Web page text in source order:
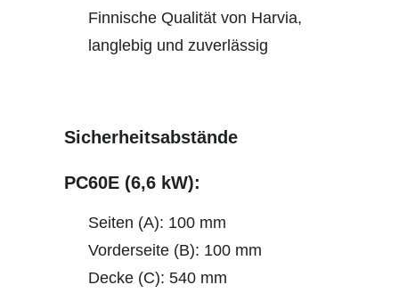
Finnische Qualität von Harvia,
langlebig und zuverlässig
Sicherheitsabstände
PC60E (6,6 kW):
Seiten (A): 100 mm
Vorderseite (B): 100 mm
Decke (C): 540 mm